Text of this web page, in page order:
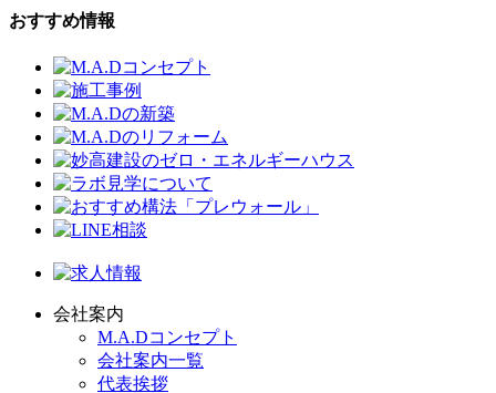
おすすめ情報
会社案内
M.A.Dコンセプト
会社案内一覧
代表挨拶